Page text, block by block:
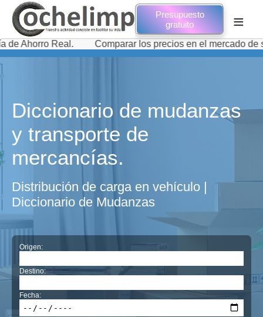
Presupuesto
gratuito
≡
Real. Comparar los precios en el mercado de
Diccionario de mudanzas
y transporte de
mercancías.
Distribución de carga en vehículo |
Diccionario de Mudanzas
Origen:
Destino:
Fecha: